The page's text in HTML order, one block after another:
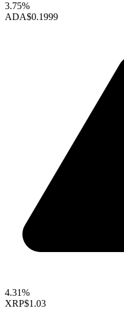
3.75%
ADA$0.1999
4.31%
XRP$1.03